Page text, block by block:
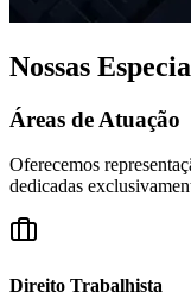
Nossas
Áreas de Atuação
Oferecemos
dedicadas
Direito Trabalhista